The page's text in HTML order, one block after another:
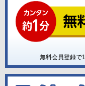
無料会員登録で